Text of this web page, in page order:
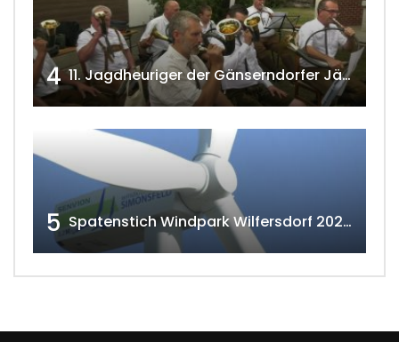
4 11. Jagdheuriger der Gänserndorfer Jäger 2020 w4tv166
5 Spatenstich Windpark Wilfersdorf 2023 w4tv177